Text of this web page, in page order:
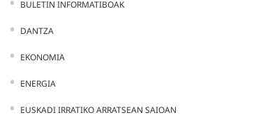
BULETIN INFORMATIBOAK
DANTZA
EKONOMIA
ENERGIA
EUSKADI IRRATIKO ARRATSEAN SAIOAN